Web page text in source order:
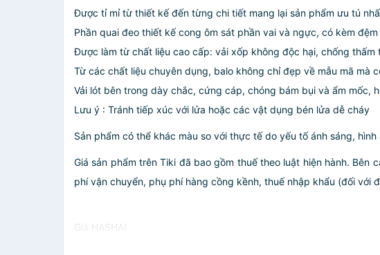
Được tỉ mỉ từ thiết kế đến từng chi tiết mang lại sản phẩm ưu tú
Phần quai đeo thiết kế cong ôm sát phần vai và ngực, có kèm
Được làm từ chất liệu cao cấp: vải xốp không độc hại, chống thấm
Từ các chất liệu chuyên dụng, balo không chỉ đẹp về mẫu mã mà
Vải lót bên trong dày chắc, cứng cáp, chóng bám bụi và ẩm
Lưu ý : Tránh tiếp xúc với lửa hoặc các vật dụng bén lửa dễ cháy
Sản phẩm có thể khác màu so với thực tế do yếu tố ánh sáng,
Giá sản phẩm trên Tiki đã bao gồm thuế theo luật hiện hành.
phí vận chuyển, phụ phí hàng cồng kềnh, thuế nhập khẩu (đối với
Giá HASHAI